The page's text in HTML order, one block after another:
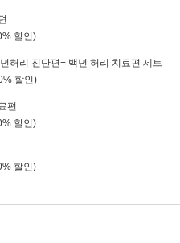
할인)
허리 진단편+ 백년 허리 치료편 세트
할인)
편
할인)
할인)